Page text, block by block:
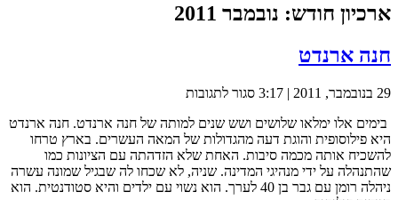
ארכיון חודש: נובמבר 2011
חנה ארנדט
29 בנובמבר, 2011 | 3:17 סגור לתגובות
ארנדט
בימים אלו ימלאו שלושים ושש שנים למותה של חנה ארנדט. חנה ארנדט
היא פילוסופית והוגת דעה מהגדולות של המאה העשרים. בארץ טרחו
להשכיח אותה מכמה סיבות. האחת שלא הזדהתה עם הציונות כמו
שהתנהלה על ידי מנהיגי המדינה. שניה, לא שכחו לה שבגיל שמונה עשרה
ניהלה רומן עם גבר בן 40 לערך. הוא נשוי עם ילדים והיא סטודנטית. הוא